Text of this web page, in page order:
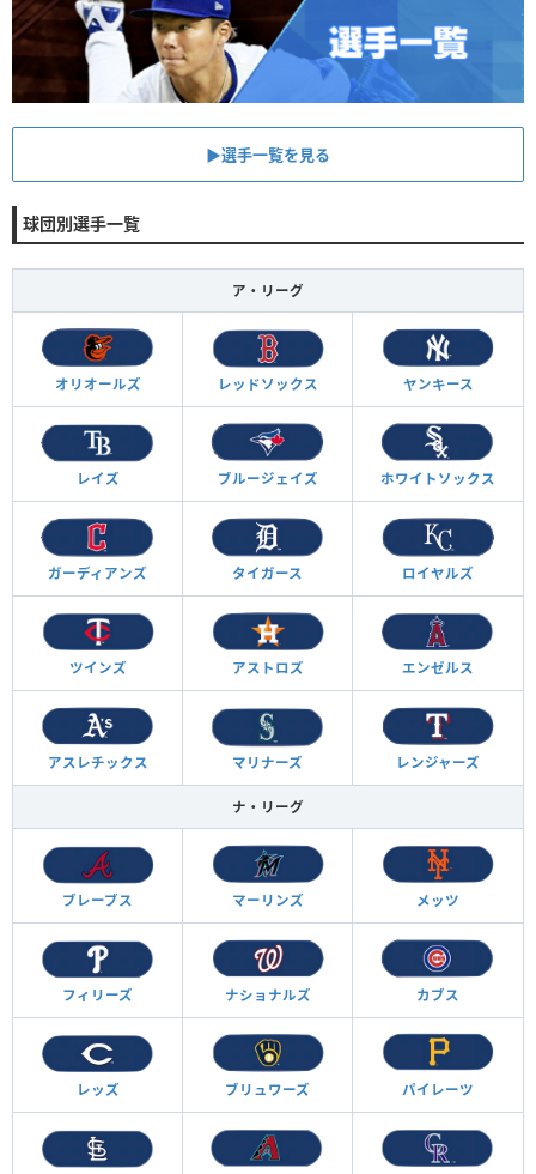
▶︎選手一覧を見る
球団別選手一覧
ア・リーグ
オリオールズ レッドソックス ヤンキース
レイズ ブルージェイズ ホワイトソックス
ガーディアンズ タイガース ロイヤルズ
ツインズ アストロズ エンゼルス
アスレチックス マリナーズ レンジャーズ
ナ・リーグ
ブレーブス マーリンズ メッツ
フィリーズ ナショナルズ カブス
レッズ ブリュワーズ パイレーツ